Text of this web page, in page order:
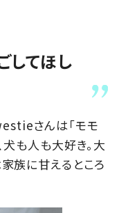
してほし
さんは「モモ
犬も人も大好き。大
族に甘えるところ